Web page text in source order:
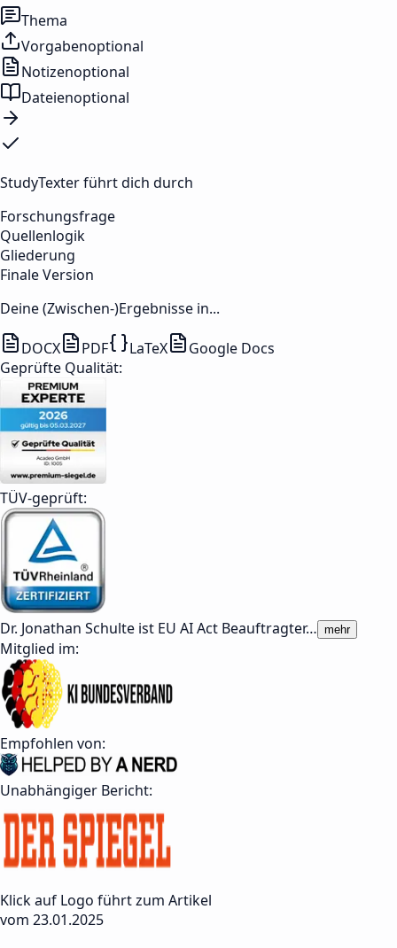
Thema
Vorgabenoptional
Notizenoptional
Dateienoptional
StudyTexter führt dich durch
Forschungsfrage
Quellenlogik
Gliederung
Finale Version
Deine (Zwischen-)Ergebnisse in...
DOCX PDF LaTeX
Google Docs
Geprüfte Qualität:
TÜV-geprüft:
Dr. Jonathan Schulte ist EU AI Act Beauftragter… mehr
Mitglied im:
Empfohlen von:
Unabhängiger Bericht:
Klick auf Logo führt zum Artikel
vom 23.01.2025